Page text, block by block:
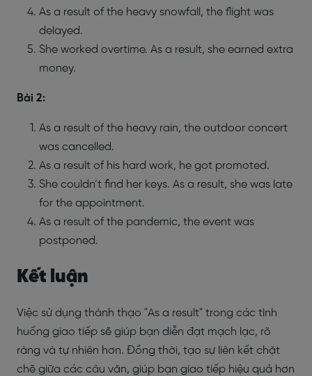
As a result of the heavy snowfall, the flight was
delayed.
She worked overtime. As a result, she earned extra
money.
Bài 2:
As a result of the heavy rain, the outdoor concert
was cancelled.
As a result of his hard work, he got promoted.
She couldn’t find her keys. As a result, she was late
for the appointment.
As a result of the pandemic, the event was
postponed.
Kết luận
Việc sử dụng thành thạo "As a result" trong các tình
huống giao tiếp sẽ giúp bạn diễn đạt mạch lạc, rõ
ràng và tự nhiên hơn. Đồng thời, tạo sự liên kết chặt
chẽ giữa các câu văn, giúp bạn giao tiếp hiệu quả hơn